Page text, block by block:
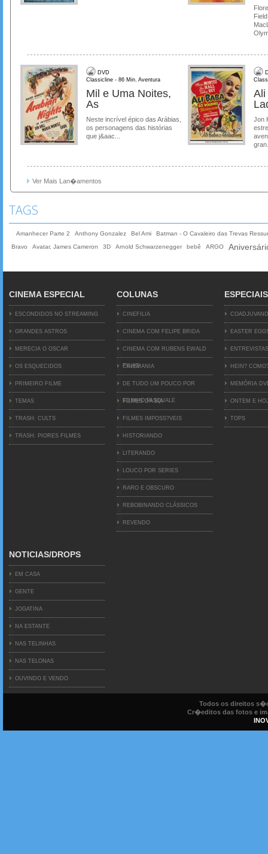
DVD
Classicline - 86 Min. Aventura
Mil e Uma Noites,
As
Neste incrível épico das Arábias,
os personagens das histórias
que j&aac...
Ali
Jon
Ver Mais Lan�amentos
TAGS
Amanhecer Parte 2 Anthony Gonzalez Bel Ami
Batman - O Cavaleiro das Trevas
Bravo
Avatar, James Cameron 3D Arnold Schwarzenegger bebê ARGO
CINEMA ESPECIAL
ESCONDIDOS NO STREAMING
GRANDES ASTROS
MERECIA O OSCAR
OS ESQUECIDOS
PRIMEIRO FILME
TEMAS
TRASH: CULTS
TRASH: PIORES FILMES
COLUNAS
CINEFILIA
CINEMA COM FELIPE BRIDA
CINEMA COM RUBENS EWALD
FILHO
CINEMANIA
DE TUDO UM POUCO POR
EDINHO PASQUALE
FILMES DA BIA
FILMES IMPOSS?VEIS
HISTORIANDO
LITERANDO
LOUCO POR SERIES
RARO E OBSCURO
REBOBINANDO CLÁSSICOS
REVENDO
ESPECIAIS
EASTER
ENTREVISTAS
HEIN?
MEMÓRIA
ONTEM E
TOPS
NOTICIAS/DROPS
EM CASA
GENTE
JOGATINA
NA ESTANTE
NAS TELINHAS
NAS TELONAS
OUVINDO E VENDO
Todos os direitos
Cr�editos das fotos e